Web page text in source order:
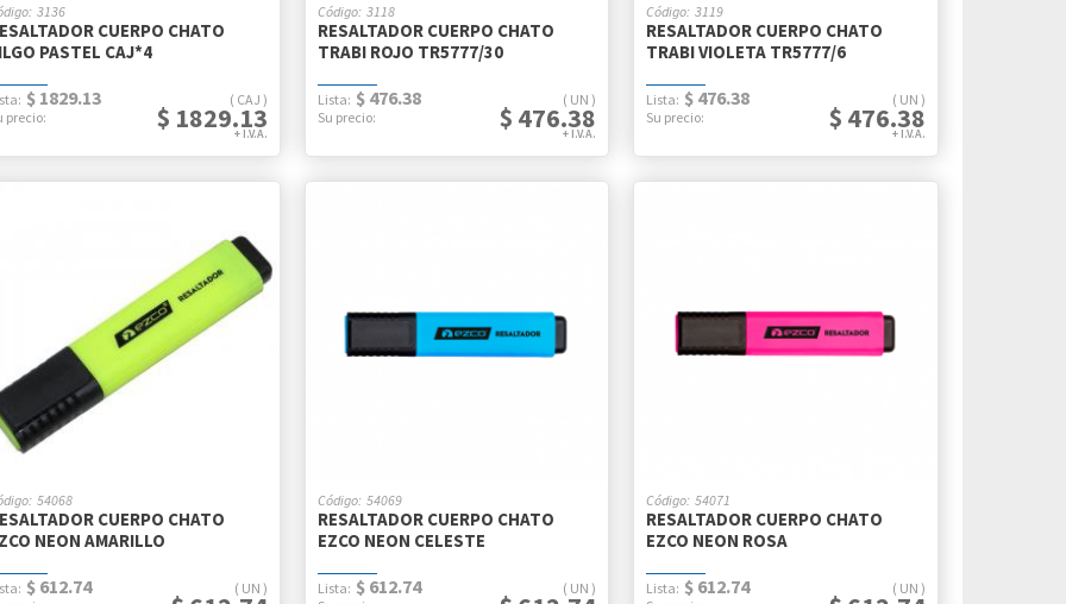
3136
CUERPO CHATO
PASTEL CAJ*4
CAJ
$ 1829.13
$ 1829.13
3118
RESALTADOR CUERPO CHATO
TRABI ROJO TR5777/30
UN
$ 476.38
$ 476.38
3119
RESALTADOR CUERPO CHATO
TRABI VIOLETA TR5777/6
UN
$ 476.38
$ 476.38
54068
CUERPO CHATO
NEON AMARILLO
UN
$ 612.74
54069
RESALTADOR CUERPO CHATO
EZCO NEON CELESTE
UN
$ 612.74
54071
RESALTADOR CUERPO CHATO
EZCO NEON ROSA
UN
$ 612.74